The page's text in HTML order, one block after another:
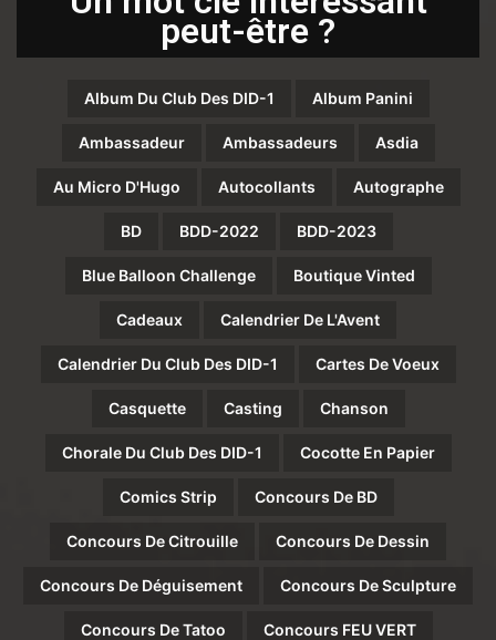
peut-être ?
Album Du Club Des DID-1 Album Panini
Ambassadeur Ambassadeurs Asdia
Au Micro D'Hugo Autocollants Autographe
BD BDD-2022 BDD-2023
Blue Balloon Challenge Boutique Vinted
Cadeaux Calendrier De L'Avent
Calendrier Du Club Des DID-1 Cartes De Voeux
Casquette Casting Chanson
Chorale Du Club Des DID-1 Cocotte En Papier
Comics Strip Concours De BD
Concours De Citrouille Concours De Dessin
Concours De Déguisement Concours De Sculpture
Concours De Tatoo Concours FEU VERT